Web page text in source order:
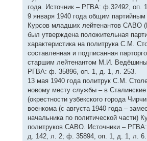
года. Источник – РГВА: ф.32492, оп.
9 января 1940 года общим партийным
Курсов младших лейтенантов САВО
был утверждена положительная
характеристика на политрука С.М.
составленная и подписанная
старшим лейтенантом М.И.
РГВА: ф. 35896, оп. 1, д. 1, л. 253.
13 мая 1940 года политрук С.М.
новому месту службы – в Сталинские
(окрестности узбекского города
военкома (с августа 1940 года –
начальника по политической части)
политруков САВО. Источники –
д. 142, л. 2; ф. 35894, оп. 1, д. 1, л. 6.